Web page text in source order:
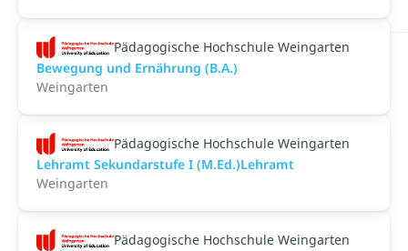
Pädagogische Hochschule Weingarten
Bewegung und Ernährung (B.A.)
Weingarten
Pädagogische Hochschule Weingarten
Lehramt Sekundarstufe I (M.Ed.)Lehramt
Weingarten
Pädagogische Hochschule Weingarten